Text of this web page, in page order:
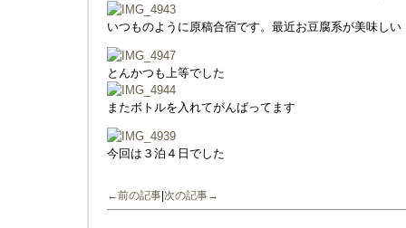
いつものように原稿合宿です。最近お豆腐系が美味しい
とんかつも上等でした
またボトルを入れてがんばってます
今回は３泊４日でした
←前の記事 次の記事→